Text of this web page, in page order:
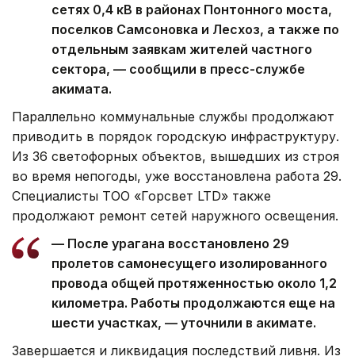
сетях 0,4 кВ в районах Понтонного моста,
поселков Самсоновка и Лесхоз, а также по
отдельным заявкам жителей частного
сектора, — сообщили в пресс-службе
акимата.
Параллельно коммунальные службы продолжают
приводить в порядок городскую инфраструктуру.
Из 36 светофорных объектов, вышедших из строя
во время непогоды, уже восстановлена работа 29.
Специалисты ТОО «Горсвет LTD» также
продолжают ремонт сетей наружного освещения.
— После урагана восстановлено 29
пролетов самонесущего изолированного
провода общей протяженностью около 1,2
километра. Работы продолжаются еще на
шести участках, — уточнили в акимате.
Завершается и ликвидация последствий ливня. Из